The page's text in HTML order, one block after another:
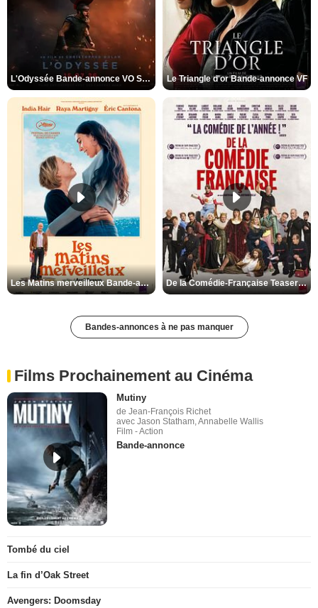
L'Odyssée Bande-annonce VO STFR Le Triangle d'or Bande-annonce VF
Les Matins merveilleux Bande-annonce VF De la Comédie-Française Teaser VF
Bandes-annonces à ne pas manquer
Films Prochainement au Cinéma
Mutiny
de Jean-François Richet
avec Jason Statham, Annabelle Wallis
Film - Action
Bande-annonce
Tombé du ciel
La fin d’Oak Street
Avengers: Doomsday